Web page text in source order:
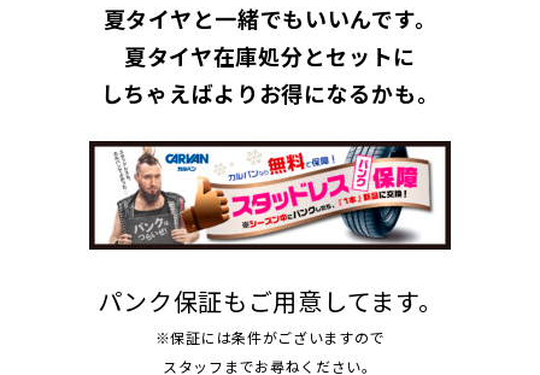
夏タイヤと一緒でもいいんです。
夏タイヤ在庫処分とセットに
しちゃえばよりお得になるかも。
パンク保証もご用意してます。
※保証には条件がございますので
スタッフまでお尋ねください。